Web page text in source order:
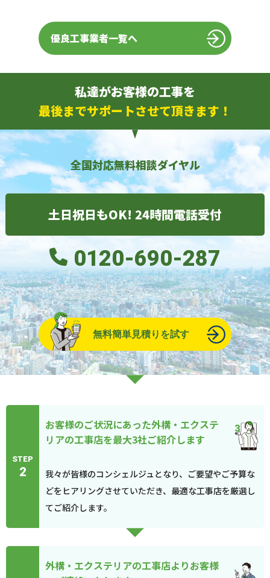
優良工事業者一覧へ
私達がお客様の工事を
最後までサポートさせて頂きます！
全国対応無料相談ダイヤル
土日祝日もOK! 24時間電話受付
0120-690-287
無料簡単見積りを試す
STEP
2
お客様のご状況にあった外構・エクステ
リアの工事店を最大3社ご紹介します
我々が皆様のコンシェルジュとなり、ご要望やご予算な
どをヒアリングさせていただき、最適な工事店を厳選し
てご紹介します。
外構・エクステリアの工事店よりお客様